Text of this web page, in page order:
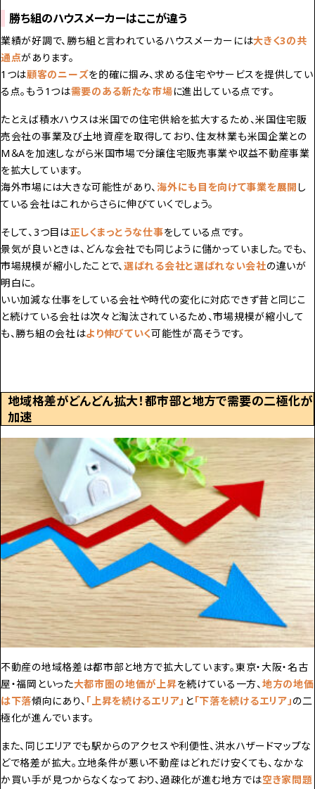
勝ち組のハウスメーカーはここが違う
業績が好調で、勝ち組と言われているハウスメーカーには大きく3の共
通点があります。
1つは顧客のニーズを的確に掴み、求める住宅やサービスを提供してい
る点。もう1つは需要のある新たな市場に進出している点です。
たとえば積水ハウスは米国での住宅供給を拡大するため、米国住宅販
売会社の事業及び土地資産を取得しており、住友林業も米国企業との
M＆Aを加速しながら米国市場で分譲住宅販売事業や収益不動産事業
を拡大しています。
海外市場には大きな可能性があり、海外にも目を向けて事業を展開 し
ている会社はこれからさらに伸びていくでしょう。
そして、3つ目は正しくまっとうな仕事をしている点です。
景気が良いときは、どんな会社でも同じように儲かっていました。でも、
市場規模が縮小したことで、選ばれる会社と選ばれない会社の違いが
明白に。
いい加減な仕事をしている会社や時代の変化に対応できず昔と同じこ
と続けている会社は次々と淘汰されているため、市場規模が縮小して
も、勝ち組の会社はより伸びていく可能性が高そうです。
地域格差がどんどん拡大！都市部と地方で需要の二極化が
加速
不動産の地域格差は都市部と地方で拡大しています。東京・大阪・名古
屋・福岡といった大都市圏の地価が上昇を続けている一方、 地方の地価
は下落傾向にあり、 「上昇を続けるエリア」 と「下落を続けるエリア」の二
極化が進んでいます。
また、同じエリアでも駅からのアクセスや利便性、洪水ハザードマップな
どで格差が拡大。立地条件が悪い不動産はどれだけ安くても、なかな
か買い手が見つからなくなっており、過疎化が進む地方では空き家問題